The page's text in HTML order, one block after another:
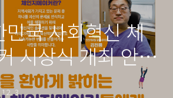
국 사회혁신 체
시상식 개최 안내
3.